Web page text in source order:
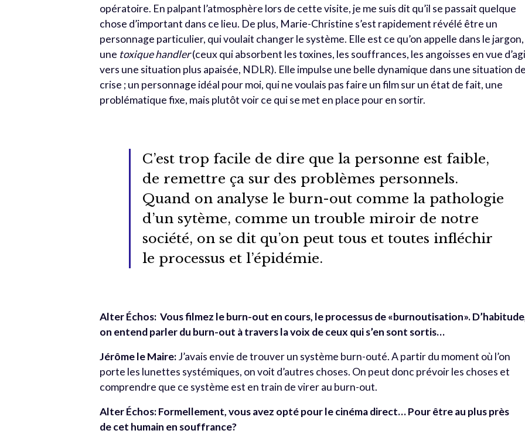
opératoire. En palpant l’atmosphère lors de cette visite, je me suis dit qu’il se passait quelque
chose d’important dans ce lieu. De plus, Marie-Christine s’est rapidement révélé être un
personnage particulier, qui voulait changer le système. Elle est ce qu’on appelle dans le jargon,
une toxique handler(ceux qui absorbent les toxines, les souffrances, les angoisses en vue
vers une situation plus apaisée, NDLR). Elle impulse une belle dynamique dans une situation de
crise ; un personnage idéal pour moi, qui ne voulais pas faire un film sur un état de fait, une
problématique fixe, mais plutôt voir ce qui se met en place pour en sortir.
C’est trop facile de dire que la personne est faible,
de remettre ça sur des problèmes personnels.
Quand on analyse le burn-out comme la pathologie
d’un sytème, comme un trouble miroir de notre
société, on se dit qu’on peut tous et toutes infléchir
le processus et l’épidémie.
Alter Échos: Vous filmez le burn-out en cours, le processus de «burnoutisation».
on entend parler du burn-out à travers la voix de ceux qui s’en sont sortis…
Jérôme le Maire:J’avais envie de trouver un système burn-outé. A partir du moment où l’on
porte les lunettes systémiques, on voit d’autres choses. On peut donc prévoir les choses et
comprendre que ce système est en train de virer au burn-out.
Alter Échos: Formellement, vous avez opté pour le cinéma direct… Pour être au plus près
de cet humain en souffrance?